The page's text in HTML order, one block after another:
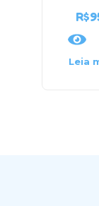
R$
Leia